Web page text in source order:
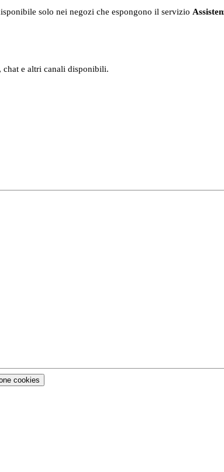
solo nei negozi che espongono il servizio
chat e altri canali disponibili.
cookies